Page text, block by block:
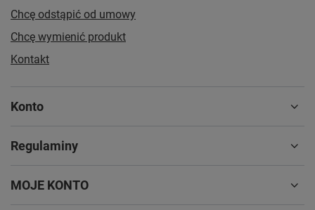
Chcę odstąpić od umowy
Chcę wymienić produkt
Kontakt
Konto
Regulaminy
MOJE KONTO